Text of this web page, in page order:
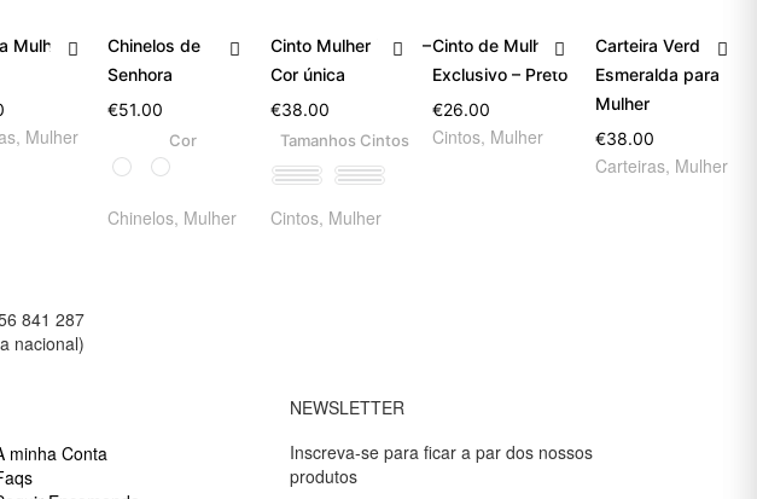
Mulher –
, Mulher
Chinelos de
Senhora
€51.00
Cor
Chinelos, Mulher
Cinto Mulher Preto –
Cor única
€38.00
Tamanhos Cintos
75
Cintos, Mulher
Cinto de Mulher
Exclusivo – Preto
€26.00
Cintos, Mulher
Carteira Verde
Esmeralda para
Mulher
€38.00
Carteiras, Mulher
841 287
nacional)
minha Conta
NEWSLETTER
Inscreva-se para ficar a par dos nossos
produtos